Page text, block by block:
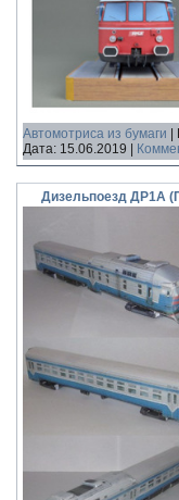
Автомотриса из бумаги
Дата: 15.06.2019
Дизельпоезд ДР1А